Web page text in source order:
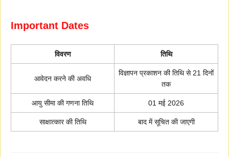
Important Dates
विवरण तिथि
आवेदन करने की अवधि
विज्ञापन प्रकाशन की तिथि से 21 दिनों
तक
आयु सीमा की गणना तिथि 01 मई 2026
साक्षात्कार की तिथि बाद में सूचित की जाएगी